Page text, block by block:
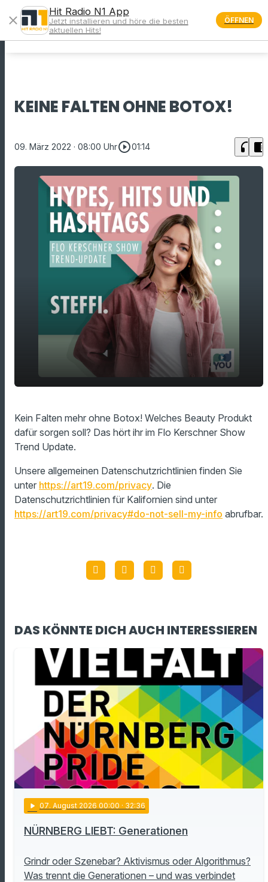
menu
KEINE FALTEN OHNE BOTOX!
09. März 2022 · 08:00 Uhrplay_circle_outline01:14 headphones chrome_reader_mode
play_arrow
00:00 01:14
Kein Falten mehr ohne Botox! Welches Beauty Produkt
dafür sorgen soll? Das hört ihr im Flo Kerschner Show
Trend Update.
Unsere allgemeinen Datenschutzrichtlinien finden Sie
unter https://art19.com/privacy. Die
Datenschutzrichtlinien für Kalifornien sind unter
https://art19.com/privacy#do-not-sell-my-info abrufbar.
DAS KÖNNTE DICH AUCH INTERESSIEREN
play_arrow 07. August 2026 00:00 · 32:36
NÜRNBERG LIEBT: Generationen
Grindr oder Szenebar? Aktivismus oder Algorithmus?
Was trennt die Generationen – und was verbindet
close
Hit Radio N1 App
Jetzt installieren und höre die besten
aktuellen Hits!
ÖFFNEN